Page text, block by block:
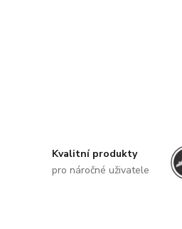
Kvalitní produkty
pro náročné uživatele